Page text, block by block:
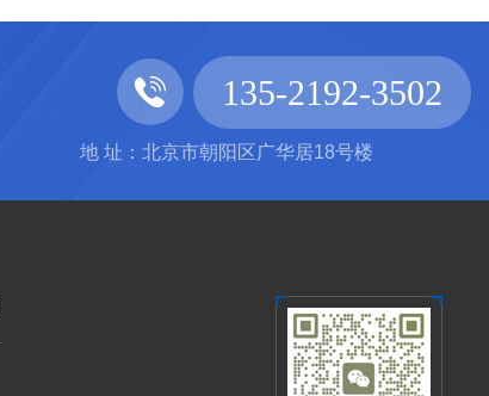
135-2192-3502
地 址：北京市朝阳区广华居18号楼